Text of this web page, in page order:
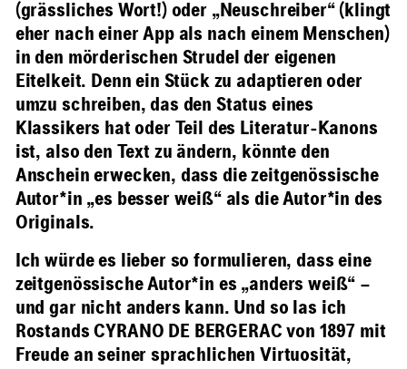
(grässliches Wort!) oder „Neuschreiber“ (klingt
eher nach einer App als nach einem Menschen)
in den mörderischen Strudel der eigenen
Eitelkeit. Denn ein Stück zu adaptieren oder
umzu schreiben, das den Status eines
Klassikers hat oder Teil des Literatur-Kanons
ist, also den Text zu ändern, könnte den
Anschein erwecken, dass die zeitgenössische
Autor*in „es besser weiß“ als die Autor*in des
Originals.
Ich würde es lieber so formulieren, dass eine
zeitgenössische Autor*in es „anders weiß“ –
und gar nicht anders kann. Und so las ich
Rostands CYRANO DE BERGERAC von 1897 mit
Freude an seiner sprachlichen Virtuosität,